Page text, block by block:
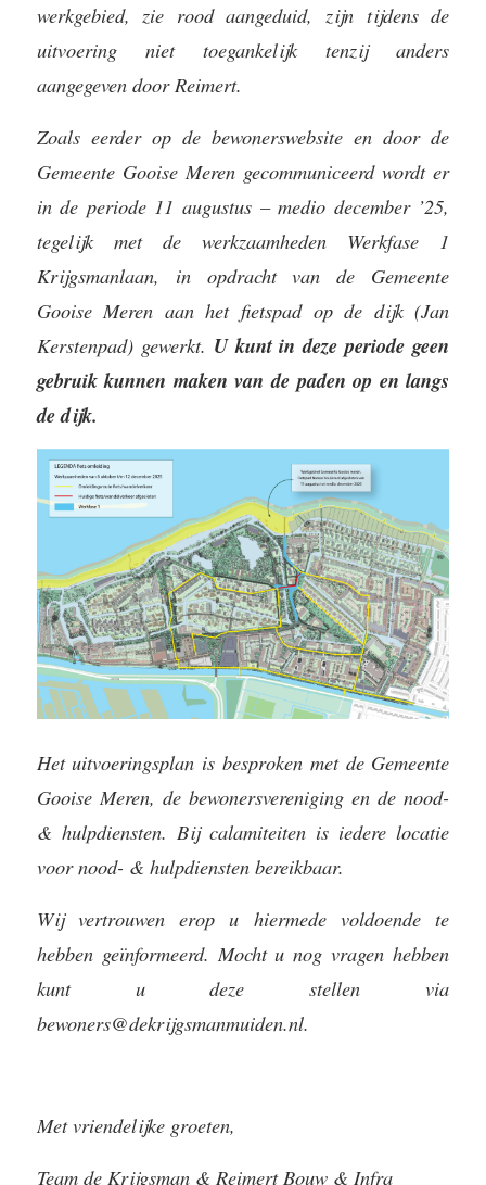
werkgebied, zie rood aangeduid, zijn tijdens de
uitvoering niet toegankelijk tenzij anders
aangegeven door Reimert.
Zoals eerder op de bewonerswebsite en door de
Gemeente Gooise Meren gecommuniceerd wordt er
in de periode 11 augustus – medio december ’25,
tegelijk met de werkzaamheden Werkfase 1
Krijgsmanlaan, in opdracht van de Gemeente
Gooise Meren aan het fietspad op de dijk (Jan
Kerstenpad) gewerkt. U kunt in deze periode geen
gebruik kunnen maken van de paden op en langs
de dijk.
Het uitvoeringsplan is besproken met de Gemeente
Gooise Meren, de bewonersvereniging en de nood-
& hulpdiensten. Bij calamiteiten is iedere locatie
voor nood- & hulpdiensten bereikbaar.
Wij vertrouwen erop u hiermede voldoende te
hebben geïnformeerd. Mocht u nog vragen hebben
kunt u deze stellen via
bewoners@dekrijgsmanmuiden.nl.
Met vriendelijke groeten,
Team de Krijgsman & Reimert Bouw & Infra